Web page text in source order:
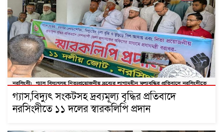
গ্যাস,বিদ্যুৎ সংকটসহ দ্রব্যমূল্য বৃদ্ধির প্রতিবাদে
নরসিংদীতে ১১ দলের স্বারকলিপি প্রদান